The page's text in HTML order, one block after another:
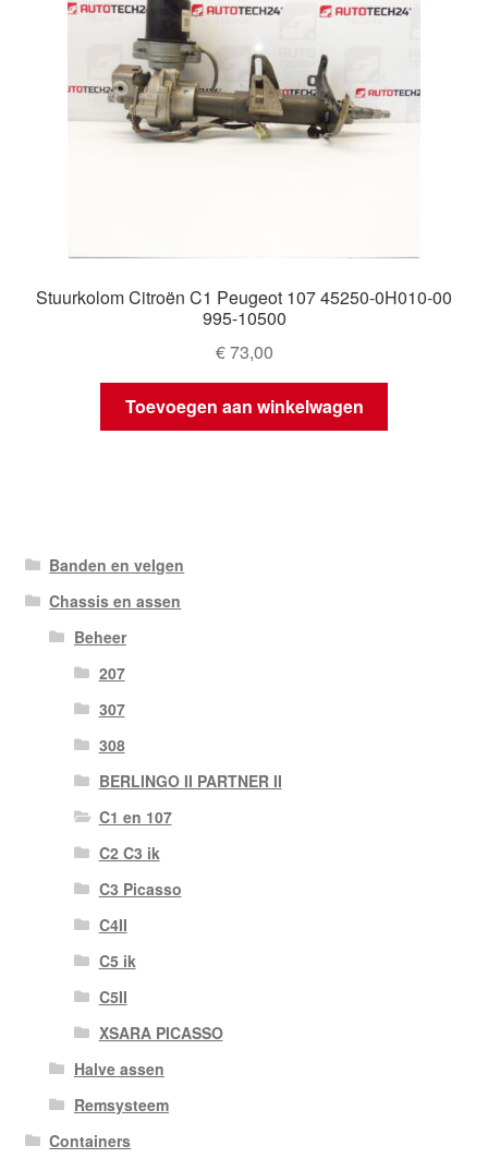
Stuurkolom Citroën C1 Peugeot 107 45250-0H010-00
995-10500
€73,00
Toevoegen aan winkelwagen
Banden en velgen
Chassis en assen
Beheer
207
307
308
BERLINGO II PARTNER II
C1 en 107
C2 C3 ik
C3 Picasso
C4II
C5 ik
C5II
XSARA PICASSO
Halve assen
Remsysteem
Containers